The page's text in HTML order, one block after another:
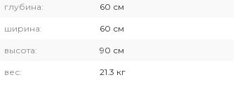
глубина: 60 см
ширина: 60 см
высота: 90 см
вес: 21.3 кг